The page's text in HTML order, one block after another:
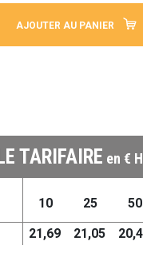
AJOUTER AU PANIER
TARIFAIRE en €
10 25 50
21,69 21,05